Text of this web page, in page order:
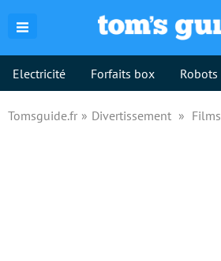
Electricité Forfaits box Robots
Tomsguide.fr Divertissement